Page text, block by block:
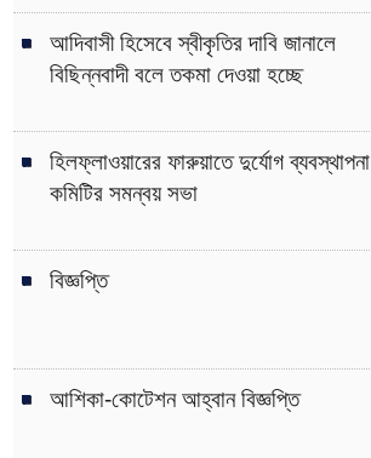
আদিবাসী হিসেবে স্বীকৃতির দাবি জানালে
বিছিন্নবাদী বলে তকমা দেওয়া হচ্ছে
হিলফ্লাওয়ারের ফারুয়াতে দুর্যোগ ব্যবস্থাপনা
কমিটির সমন্বয় সভা
বিজ্ঞপ্তি
আশিকা-কোটেশন আহ্বান বিজ্ঞপ্তি